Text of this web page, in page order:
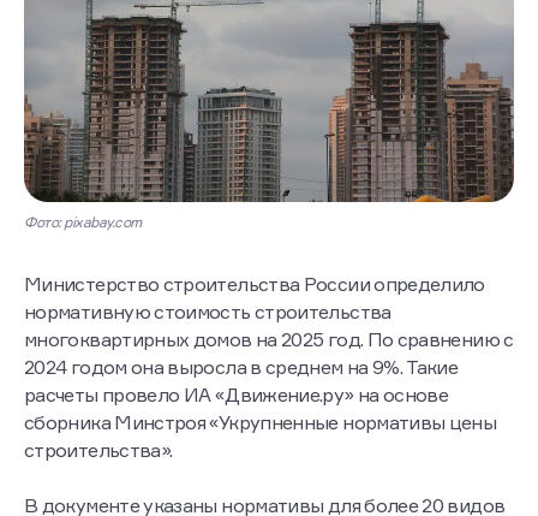
Фото: pixabay.com
Министерство строительства России определило
нормативную стоимость строительства
многоквартирных домов на 2025 год. По сравнению с
2024 годом она выросла в среднем на 9%. Такие
расчеты провело ИА «Движение.ру» на основе
сборника Минстроя «Укрупненные нормативы цены
строительства».
В документе указаны нормативы для более 20 видов